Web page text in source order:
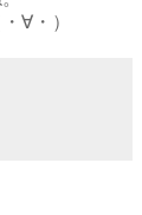
∀・）